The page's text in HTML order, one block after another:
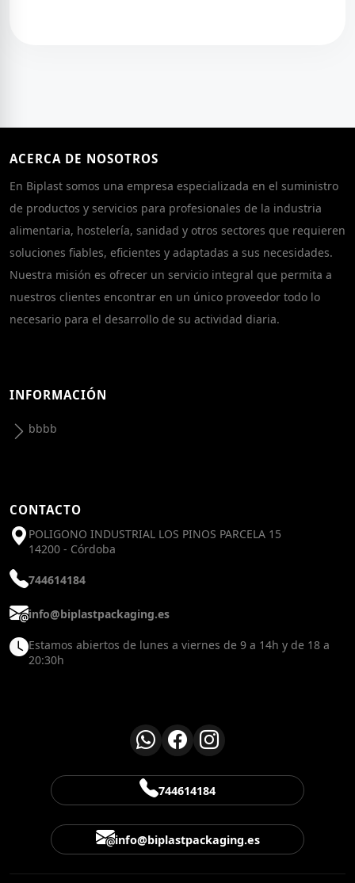
ACERCA DE NOSOTROS
En Biplast somos una empresa especializada en el suministro
de productos y servicios para profesionales de la industria
alimentaria, hostelería, sanidad y otros sectores que requieren
soluciones fiables, eficientes y adaptadas a sus necesidades.
Nuestra misión es ofrecer un servicio integral que permita a
nuestros clientes encontrar en un único proveedor todo lo
necesario para el desarrollo de su actividad diaria.
INFORMACIÓN
bbbb
CONTACTO
POLIGONO INDUSTRIAL LOS PINOS PARCELA 15
14200 - Córdoba
744614184
info@biplastpackaging.es
Estamos abiertos de lunes a viernes de 9 a 14h y de 18 a
20:30h
744614184
info@biplastpackaging.es